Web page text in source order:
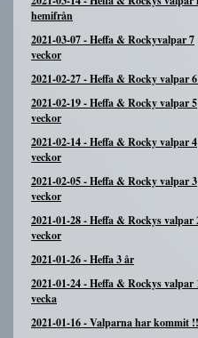
hemifrån
2021-03-07-Heffa & Rockyvalpar 7
veckor
2021-02-27-Heffa & Rocky valpar
2021-02-19-Heffa & Rocky valpar 5
veckor
2021-02-14-Heffa & Rocky valpar 4
veckor
2021-02-05-Heffa & Rocky valpar 3
veckor
2021-01-28-Heffa & Rockys valpar
veckor
2021-01-26-Heffa 3 år
2021-01-24-Heffa & Rockys valpar
vecka
2021-01-16-Valparna har kommit